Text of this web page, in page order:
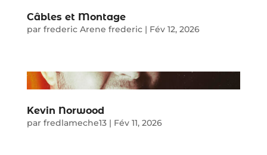
Câbles et Montage
par frederic Arene frederic| Fév 12, 2026
Kevin Norwood
par fredlameche13| Fév 11, 2026